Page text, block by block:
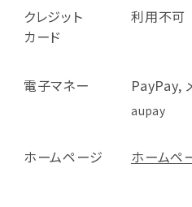
クレジット
カード
利用不可
電子マネー PayPay,
aupay
ホームページ ホームペ